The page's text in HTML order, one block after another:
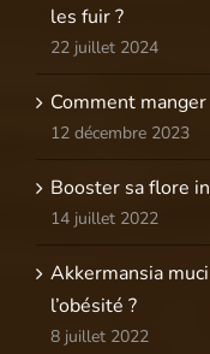
les fuir ?
22 juillet 2024
Comment
12 décembre 2023
Booster sa flore
14 juillet 2022
Akkermansia
l’obésité ?
8 juillet 2022